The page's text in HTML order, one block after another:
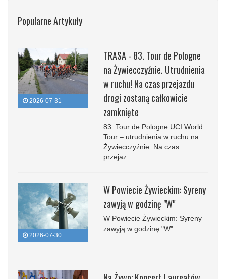
Popularne Artykuły
2026-07-31
TRASA - 83. Tour de Pologne
na Żywiecczyźnie. Utrudnienia
w ruchu! Na czas przejazdu
drogi zostaną całkowicie
zamknięte
83. Tour de Pologne UCI World
Tour – utrudnienia w ruchu na
Żywiecczyźnie. Na czas
przejaz...
2026-07-30
W Powiecie Żywieckim: Syreny
zawyją w godzinę "W"
W Powiecie Żywieckim: Syreny
zawyją w godzinę "W"